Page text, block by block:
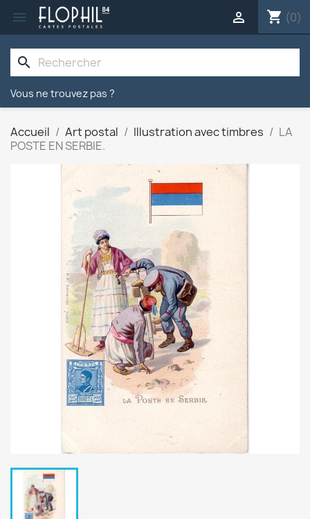
 shopping_cart (0)

search
Vous ne trouvez pas ?
Accueil Art postal Illustration avec timbres
LA
POSTE EN SERBIE.